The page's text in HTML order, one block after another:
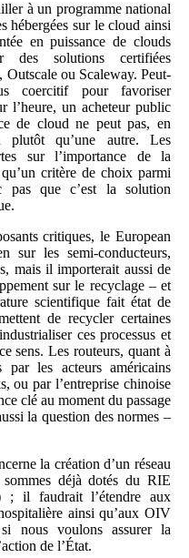
à un programme national
hébergées sur le cloud ainsi
en puissance de clouds
des solutions certifiées
ou Scaleway. Peut-
coercitif pour favoriser
l’heure, un acheteur public
de cloud ne peut pas, en
plutôt qu’une autre. Les
sur l’importance de la
critère de choix parmi
pas que c’est la solution
critiques, le European
sur les semi-conducteurs,
mais il importerait aussi de
sur le recyclage – et
scientifique fait état de
de recycler certaines
ces processus et
sens. Les routeurs, quant à
par les acteurs américains
ou par l’entreprise chinoise
clé au moment du passage
la question des normes –
la création d’un réseau
déjà dotés du RIE
; il faudrait l’étendre aux
ainsi qu’aux OIV
si nous voulons assurer la
de l’État.